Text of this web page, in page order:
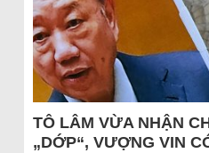
TÔ LÂM VỪA NHẬN
„DỚP“, VƯỢNG VIN